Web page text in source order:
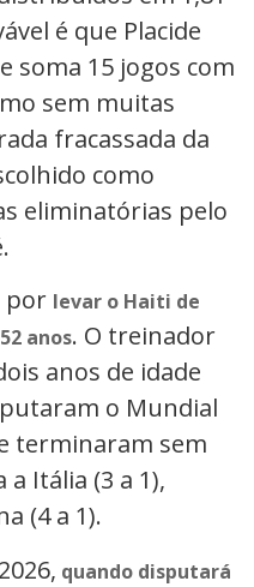
é que Placide
soma 15 jogos com
sem muitas
fracassada da
como
eliminatórias pelo
por levar o Haiti de
anos. O treinador
anos de idade
o Mundial
terminaram sem
Itália (3 a 1),
(4 a 1).
quando disputará